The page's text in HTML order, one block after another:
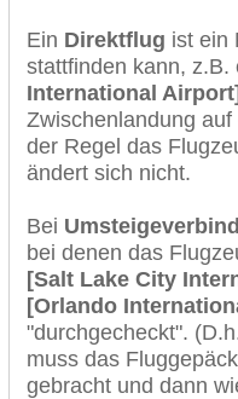
Ein Direktflug ist ein
stattfinden kann, z.B.
International
Zwischenlandung
der Regel das
ändert sich nicht.
Bei
bei denen das
[Salt Lake City
[Orlando
"durchgecheckt".
muss das
gebracht und dann